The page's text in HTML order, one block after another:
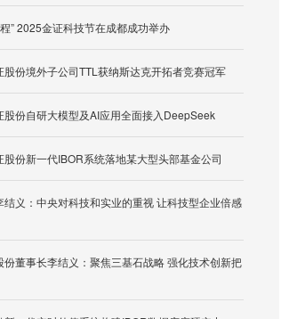
” 2025金证科技节在成都成功举办
股份境外子公司TTL获纳斯达克开拓者竞赛冠军
股份自研大模型及AI应用全面接入DeepSeek
份新一代IBOR系统落地某大型头部基金公司
结义：中央对科技和实业的重视 让科技型企业倍感
份董事长李结义：聚焦三基石战略 强化技术创新把